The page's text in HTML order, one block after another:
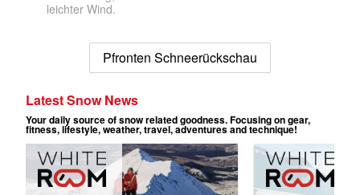
leichter Wind.
Pfronten Schneerückschau